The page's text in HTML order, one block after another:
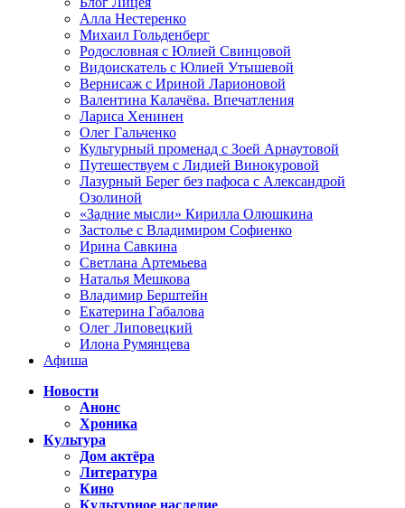
Алла Нестеренко
Михаил Гольденберг
Родословная с Юлией Свинцовой
Видоискатель с Юлией Утышевой
Вернисаж с Ириной Ларионовой
Валентина Калачёва. Впечатления
Лариса Хенинен
Олег Гальченко
Культурный променад с Зоей Арнаутовой
Путешествуем с Лидией Винокуровой
Лазурный Берег без пафоса с Александрой
Озолиной
«Задние мысли» Кирилла Олюшкина
Застолье с Владимиром Софиенко
Ирина Савкина
Светлана Артемьева
Наталья Мешкова
Владимир Берштейн
Екатерина Габалова
Олег Липовецкий
Илона Румянцева
Афиша
Новости
Анонс
Хроника
Культура
Дом актёра
Литература
Кино